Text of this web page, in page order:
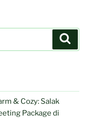
& Cozy: Salak
Package di